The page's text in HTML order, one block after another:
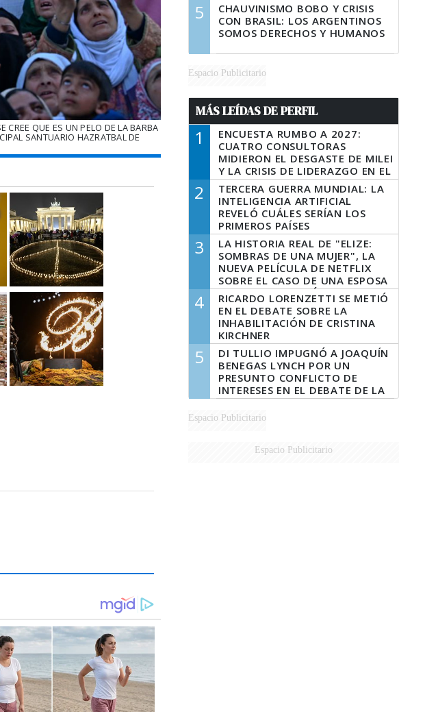
CREE QUE ES UN PELO DE LA BARBA
SANTUARIO HAZRATBAL DE
5
CHAUVINISMO BOBO Y CRISIS
CON BRASIL: LOS ARGENTINOS
SOMOS DERECHOS Y HUMANOS
Espacio Publicitario
MÁS LEÍDAS DE PERFIL
1
ENCUESTA RUMBO A 2027:
CUATRO CONSULTORAS
MIDIERON EL DESGASTE DE MILEI
Y LA CRISIS DE LIDERAZGO EN EL
PERONISMO
2
TERCERA GUERRA MUNDIAL: LA
INTELIGENCIA ARTIFICIAL
REVELÓ CUÁLES SERÍAN LOS
PRIMEROS PAÍSES
LATINOAMERICANOS EN SER
DERROTADOS
3
LA HISTORIA REAL DE "ELIZE:
SOMBRAS DE UNA MUJER", LA
NUEVA PELÍCULA DE NETFLIX
SOBRE EL CASO DE UNA ESPOSA
QUE DESCUARTIZÓ A SU
MARIDO
4
RICARDO LORENZETTI SE METIÓ
EN EL DEBATE SOBRE LA
INHABILITACIÓN DE CRISTINA
KIRCHNER
5
DI TULLIO IMPUGNÓ A JOAQUÍN
BENEGAS LYNCH POR UN
PRESUNTO CONFLICTO DE
INTERESES EN EL DEBATE DE LA
LEY DE TIERRAS
Espacio Publicitario
Espacio Publicitario